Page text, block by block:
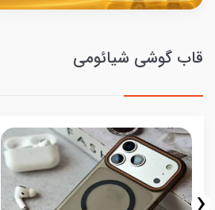
قاب گوشی شیائومی